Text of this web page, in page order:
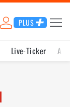
PLUS
Live-Ticker